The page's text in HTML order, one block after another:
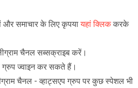
और समाचार के लिए कृपयायहां क्लिककरके
चैनल सब्सक्राइब करें।
ज्वाइन कर सकते हैं।
चैनल - व्हाट्सएप ग्रुप पर कुछ स्पेशल भी